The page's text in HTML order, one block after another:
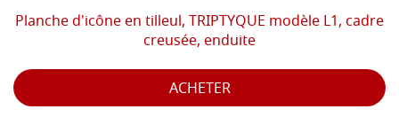
Planche d'icône en tilleul, TRIPTYQUE modèle L1, cadre
creusée, enduite
ACHETER